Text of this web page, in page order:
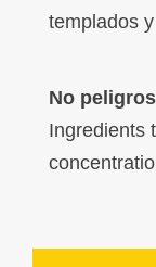
templados
No
Ingredients